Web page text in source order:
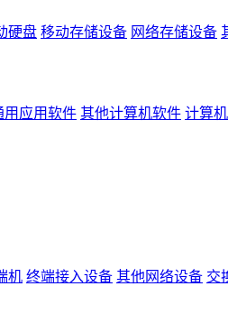
硬盘 移动存储设备 网络存储设备
用应用软件 其他计算机软件 计算
机 终端接入设备 其他网络设备 交